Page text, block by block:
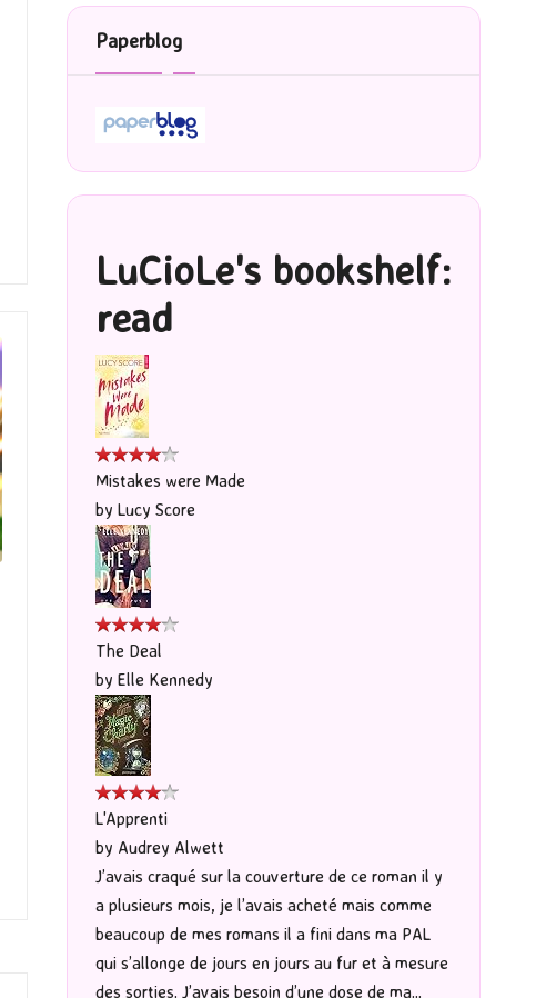
Paperblog
LuCioLe's bookshelf:
read
Mistakes were Made
by Lucy Score
The Deal
by Elle Kennedy
L'Apprenti
by Audrey Alwett
J’avais craqué sur la couverture de ce roman il y
a plusieurs mois, je l’avais acheté mais comme
beaucoup de mes romans il a fini dans ma PAL
qui s’allonge de jours en jours au fur et à mesure
des sorties. J’avais besoin d’une dose de ma...